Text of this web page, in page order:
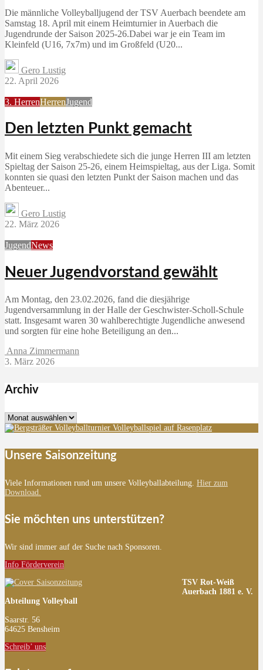
Die männliche Volleyballjugend der TSV Auerbach beendete am
Samstag 18. April mit einem Heimturnier in Auerbach die
Jugendrunde der Saison 2025-26.Dabei war je ein Team im
Kleinfeld (U16, 7x7m) und im Großfeld (U20...
Gero Lustig
22. April 2026
3. HerrenHerrenJugend
Den letzten Punkt gemacht
Mit einem Sieg verabschiedete sich die junge Herren III am letzten
Spieltag der Saison 25-26, einem Heimspieltag, aus der Liga. Somit
konnten sie quasi den letzten Punkt der Saison machen und das
Abenteuer...
Gero Lustig
22. März 2026
JugendNews
Neuer Jugendvorstand gewählt
Am Montag, den 23.02.2026, fand die diesjährige
Jugendversammlung in der Halle der Geschwister-Scholl-Schule
statt. Insgesamt waren 30 wahlberechtigte Jugendliche anwesend
und sorgten für eine hohe Beteiligung an den...
Anna Zimmermann
3. März 2026
Archiv
Archiv
Unsere Saisonzeitung
Viele Informationen rund um unsere Volleyballabteilung. Hier zum
Download.
Sie möchten uns unterstützen?
Wir sind immer auf der Suche nach Sponsoren.
Info Förderverein
TSV Rot-Weiß
Auerbach 1881 e. V.
Abteilung Volleyball
Saarstr. 56
64625 Bensheim
Schreib’ uns